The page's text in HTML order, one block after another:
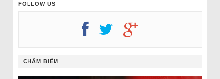
FOLLOW US
CHÂM BIẾM